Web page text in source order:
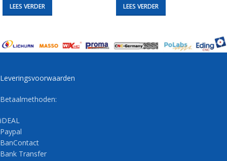
LEES VERDER LEES VERDER
Leveringsvoorwaarden
Betaalmethoden:
iDEAL
Paypal
BanContact
Bank Transfer